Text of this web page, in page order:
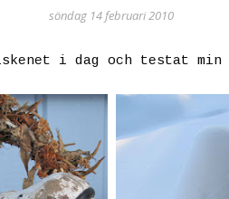
söndag 14 februari 2010
i dag och testat min